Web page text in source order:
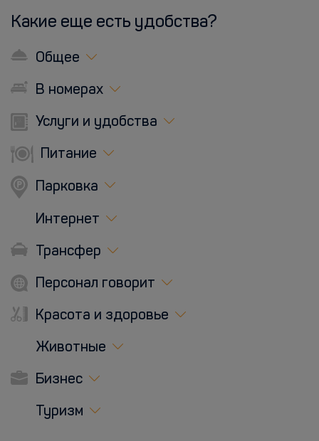
Какие еще есть удобства?
Общее
В номерах
Услуги и удобства
Питание
Парковка
Интернет
Трансфер
Персонал говорит
Красота и здоровье
Животные
Бизнес
Туризм